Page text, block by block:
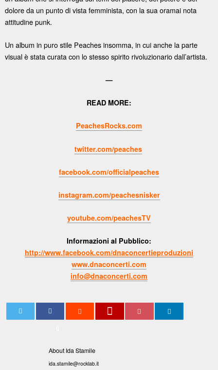
dolore da un punto di vista femminista, con la sua oramai nota
attitudine punk.
Un album in puro stile Peaches insomma, in cui anche la parte
visual è stata curata con lo stesso spirito rivoluzionario dall’artista.
—
READ MORE:
PeachesRocks.com
twitter.com/peaches
facebook.com/officialpeaches
instagram.com/peachesnisker
youtube.com/peachesTV
Informazioni al Pubblico:
http://www.facebook.com/dnaconcertieproduzioni
www.dnaconcerti.com
info@dnaconcerti.com
About Ida Stamile
ida.stamile@rocklab.it